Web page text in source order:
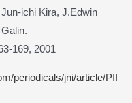
ichi Kira, J.Edwin
169, 2001
periodicals/jni/article/PII